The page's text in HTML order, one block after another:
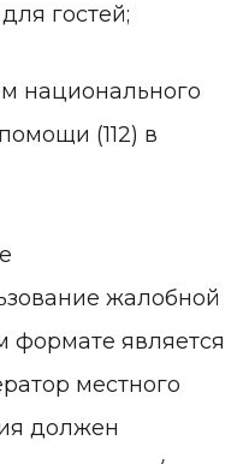
гостей;
национального
(112) в
жалобной
формате является
местного
должен